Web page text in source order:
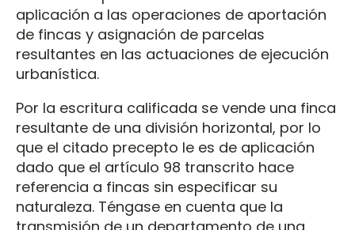
aplicación a las operaciones de aportación
de fincas y asignación de parcelas
resultantes en las actuaciones de ejecución
urbanística.
Por la escritura calificada se vende una finca
resultante de una división horizontal, por lo
que el citado precepto le es de aplicación
dado que el artículo 98 transcrito hace
referencia a fincas sin especificar su
naturaleza. Téngase en cuenta que la